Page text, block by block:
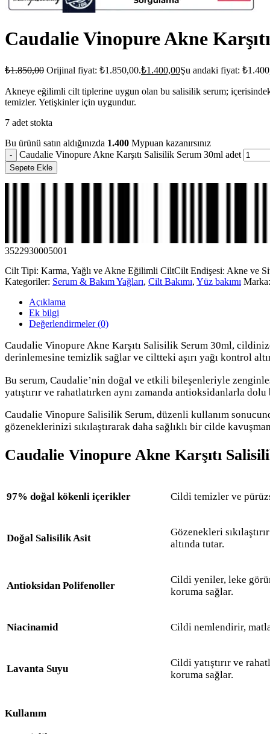
Caudalie Vinopure Akne
₺1.850,00 Orijinal fiyat: ₺1.850,00.₺1.400,00Şu andaki fiyat:
Akneye eğilimli cilt tiplerine uygun olan bu salisilik serum;
temizler. Yetişkinler için uygundur.
7 adet stokta
Bu ürünü satın aldığınızda 1.400 Mypuan kazanırsınız
Caudalie Vinopure Akne Karşıtı Salisilik Serum 30ml adet
Sepete Ekle
3522930005001
Cilt Tipi: Karma, Yağlı ve Akne Eğilimli CiltCilt Endişesi: Akne ve
Kategoriler: Serum & Bakım Yağları, Cilt Bakımı, Yüz bakımı
Açıklama
Ek bilgi
Değerlendirmeler (0)
Caudalie Vinopure Akne Karşıtı Salisilik Serum 30ml,
derinlemesine temizlik sağlar ve ciltteki aşırı yağı kontrol
Bu serum, Caudalie’nin doğal ve etkili bileşenleriyle
yatıştırır ve rahatlatırken aynı zamanda antioksidanlarla
Caudalie Vinopure Salisilik Serum, düzenli kullanım
gözeneklerinizi sıkılaştırarak daha sağlıklı bir cilde
Caudalie Vinopure Akne Karşıtı
97% doğal kökenli içerikler Cildi temizler ve
Doğal Salisilik Asit
Gözenekleri
altında tutar.
Antioksidan Polifenoller
Cildi yeniler, leke
koruma sağlar.
Niacinamid Cildi nemlendirir,
Lavanta Suyu
Cildi yatıştırır ve
koruma sağlar.
Kullanım